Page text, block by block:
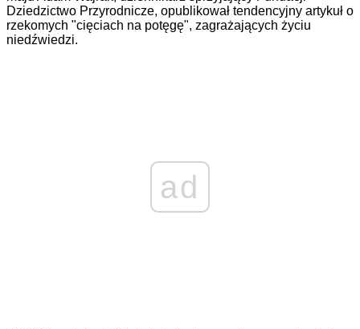
Dziedzictwo Przyrodnicze, opublikował tendencyjny artykuł o
rzekomych "cięciach na potęgę", zagrażających życiu
niedźwiedzi.
ad